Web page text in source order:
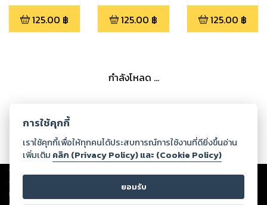
Hara,Keropons
125.00 ฿
Hara,Keropons
125.00 ฿
Hara,Keropons
125.00 ฿
กำลังโหลด ...
Copyright ©
ต่อผลงานหรือเนื้อหาใดที่อัปโหลดผ่านเว็บไซต์และปรากฏว่าละเมิดสิทธิใน
ทรัพย์สินทางปัญญาของบุคคลอื่นหรือขัดต่อกฎหมายและศีลธรรม ดังนั้น ผู้อ่าน
การใช้คุกกี้
เราใช้คุกกี้เพื่อให้ทุกคนได้ประสบการณ์การใช้งานที่ดียิ่งขึ้นอ่าน
เพิ่มเติม คลิก (Privacy Policy) และ (Cookie Policy)
ยอมรับ